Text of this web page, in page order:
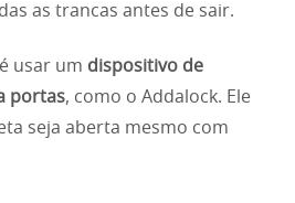
as trancas antes de sair.
usar um dispositivo de
portas, como o Addalock. Ele
seja aberta mesmo com